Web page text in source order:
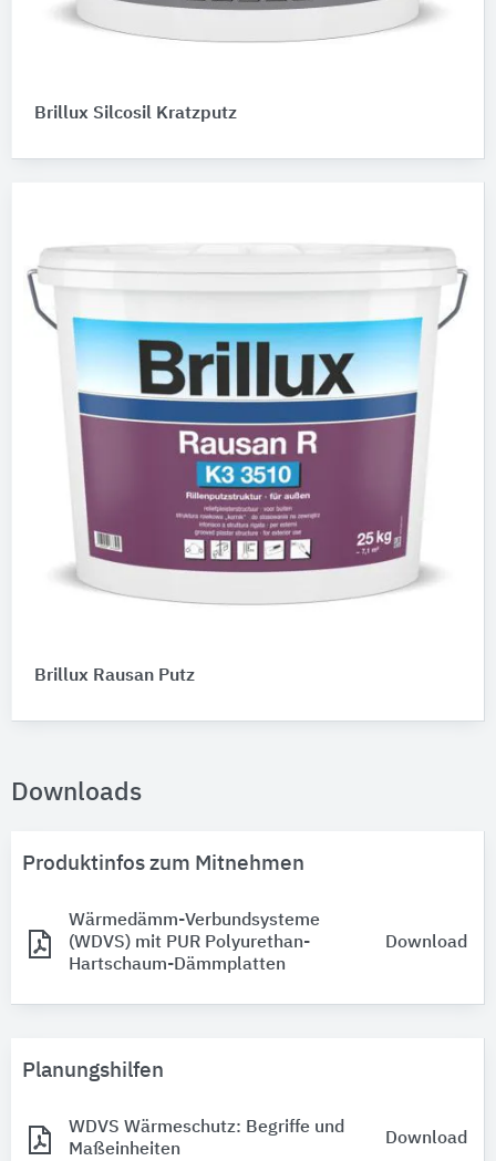
Brillux Silcosil Kratzputz
Brillux Rausan Putz
Downloads
Produktinfos zum Mitnehmen
Wärmedämm-Verbundsysteme
(WDVS) mit PUR Polyurethan-
Hartschaum-Dämmplatten
Download
Planungshilfen
WDVS Wärmeschutz: Begriffe und
Maßeinheiten
Download